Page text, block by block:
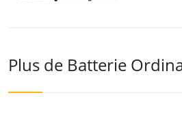
Plus de Batterie